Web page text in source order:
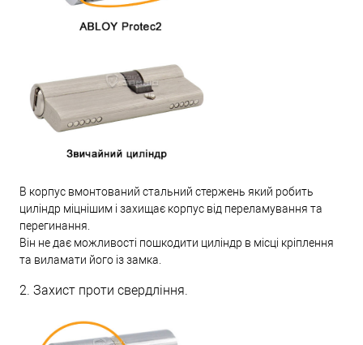
В корпус вмонтований стальний стержень який робить
циліндр міцнішим і захищає корпус від переламування та
перегинання.
Він не дає можливості пошкодити циліндр в місці кріплення
та виламати його із замка.
2. Захист проти свердління.